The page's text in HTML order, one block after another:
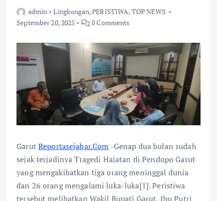
admin Lingkungan,PERISTIWA, TOP NEWS
September 20, 2025
0 Comments
GarutReportasejabar.Com -Genap dua bulan sudah
sejak terjadinya Tragedi Hajatan di Pendopo Garut
yang mengakibatkan tiga orang meninggal dunia
dan 26 orang mengalami luka-luka[1]. Peristiwa
tersebut melibatkan Wakil Bupati Garut, Ibu Putri